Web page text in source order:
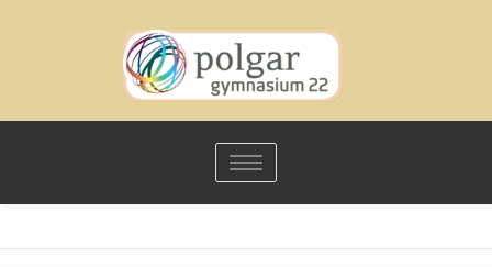
Toggle
navigation